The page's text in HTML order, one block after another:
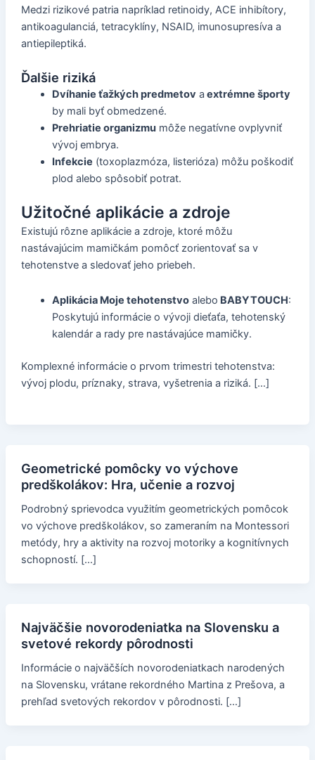
Medzi rizikové patria napríklad retinoidy, ACE inhibítory,
antikoagulanciá, tetracyklíny, NSAID, imunosupresíva a
antiepileptiká.
Ďalšie riziká
Dvíhanie ťažkých predmetov a extrémne športy
by mali byť obmedzené.
Prehriatie organizmumôže negatívne ovplyvniť
vývoj embrya.
Infekcie (toxoplazmóza, listerióza) môžu poškodiť
plod alebo spôsobiť potrat.
Užitočné aplikácie a zdroje
Existujú rôzne aplikácie a zdroje, ktoré môžu
nastávajúcim mamičkám pomôcť zorientovať sa v
tehotenstve a sledovať jeho priebeh.
Aplikácia Moje tehotenstvoalebo BABYTOUCH:
Poskytujú informácie o vývoji dieťaťa, tehotenský
kalendár a rady pre nastávajúce mamičky.
Komplexné informácie o prvom trimestri tehotenstva:
vývoj plodu, príznaky, strava, vyšetrenia a riziká. […]
Geometrické pomôcky vo výchove
predškolákov: Hra, učenie a rozvoj
Podrobný sprievodca využitím geometrických pomôcok
vo výchove predškolákov, so zameraním na Montessori
metódy, hry a aktivity na rozvoj motoriky a kognitívnych
schopností. […]
Najväčšie novorodeniatka na Slovensku a
svetové rekordy pôrodnosti
Informácie o najväčších novorodeniatkach narodených
na Slovensku, vrátane rekordného Martina z Prešova, a
prehľad svetových rekordov v pôrodnosti. […]